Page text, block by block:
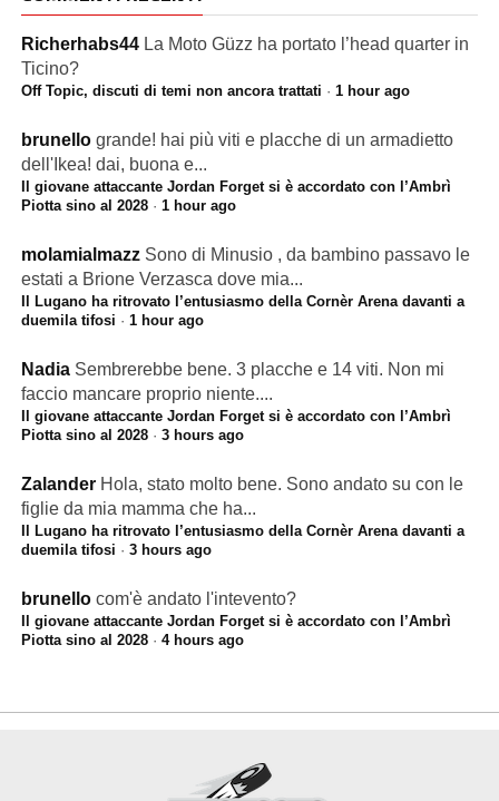
Richerhabs44 La Moto Güzz ha portato l’head quarter in
Ticino?
Off Topic, discuti di temi non ancora trattati · 1 hour ago
brunello grande! hai più viti e placche di un armadietto
dell'Ikea! dai, buona e...
Il giovane attaccante Jordan Forget si è accordato con l’Ambrì
Piotta sino al 2028· 1 hour ago
molamialmazz Sono di Minusio , da bambino passavo le
estati a Brione Verzasca dove mia...
Il Lugano ha ritrovato l’entusiasmo della Cornèr Arena davanti a
duemila tifosi · 1 hour ago
Nadia Sembrerebbe bene. 3 placche e 14 viti. Non mi
faccio mancare proprio niente....
Il giovane attaccante Jordan Forget si è accordato con l’Ambrì
Piotta sino al 2028· 3 hours ago
Zalander Hola, stato molto bene. Sono andato su con le
figlie da mia mamma che ha...
Il Lugano ha ritrovato l’entusiasmo della Cornèr Arena davanti a
duemila tifosi · 3 hours ago
brunello com'è andato l'intevento?
Il giovane attaccante Jordan Forget si è accordato con l’Ambrì
Piotta sino al 2028· 4 hours ago